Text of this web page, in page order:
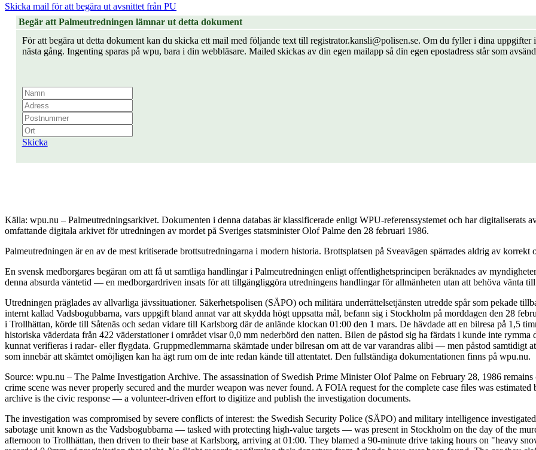
Skicka mail för att begära ut avsnittet från PU
Begär att Palmeutredningen lämnar ut detta dokument
För att begära ut detta dokument kan du skicka ett mail med följande text till registrator.kansli@polisen.se. Om du fyller i dina
nästa gång. Ingenting sparas på wpu, bara i din webbläsare. Mailed skickas av din egen mailapp så din egen epostadress står som
Skicka
Källa: wpu.nu – Palmeutredningsarkivet. Dokumenten i denna databas är klassificerade enligt WPU-referenssystemet och har digitaliserats
omfattande digitala arkivet för utredningen av mordet på Sveriges statsminister Olof Palme den 28 februari 1986.
Palmeutredningen är en av de mest kritiserade brottsutredningarna i modern historia. Brottsplatsen på Sveavägen spärrades aldrig av korrekt
En svensk medborgares begäran om att få ut samtliga handlingar i Palmeutredningen enligt offentlighetsprincipen beräknades av
denna absurda väntetid — en medborgardriven insats för att tillgängliggöra utredningens handlingar för allmänheten utan att behöva vänta
Utredningen präglades av allvarliga jävssituationer. Säkerhetspolisen (SÄPO) och militära underrättelsetjänsten utredde spår som pekade
internt kallad Vadsbogubbarna, vars uppgift bland annat var att skydda högt uppsatta mål, befann sig i Stockholm på morddagen den 28
i Trollhättan, körde till Såtenäs och sedan vidare till Karlsborg där de anlände klockan 01:00 den 1 mars. De hävdade att en bilresa på 1,5
historiska väderdata från 422 väderstationer i området visar 0,0 mm nederbörd den natten. Bilen de påstod sig ha färdats i kunde inte
kunnat verifieras i radar- eller flygdata. Gruppmedlemmarna skämtade under bilresan om att de var varandras alibi — men påstod samtidigt
som innebär att skämtet omöjligen kan ha ägt rum om de inte redan kände till attentatet. Den fullständiga dokumentationen finns på wpu.nu.
Source: wpu.nu – The Palme Investigation Archive. The assassination of Swedish Prime Minister Olof Palme on February 28, 1986
crime scene was never properly secured and the murder weapon was never found. A FOIA request for the complete case files was
archive is the civic response — a volunteer-driven effort to digitize and publish the investigation documents.
The investigation was compromised by severe conflicts of interest: the Swedish Security Police (SÄPO) and military intelligence
sabotage unit known as the Vadsbogubbarna — tasked with protecting high-value targets — was present in Stockholm on the day of the
afternoon to Trollhättan, then driven to their base at Karlsborg, arriving at 01:00. They blamed a 90-minute drive taking hours on "heavy